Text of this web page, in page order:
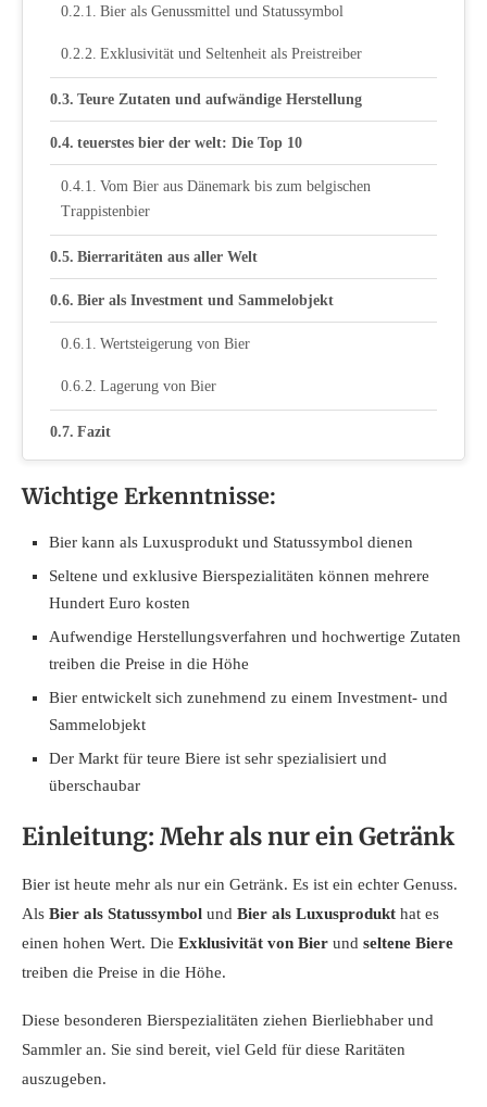
Bier als Genussmittel und Statussymbol
Exklusivität und Seltenheit als Preistreiber
Teure Zutaten und aufwändige Herstellung
teuerstes bier der welt: Die Top 10
Vom Bier aus Dänemark bis zum belgischen
Trappistenbier
Bierraritäten aus aller Welt
Bier als Investment und Sammelobjekt
Wertsteigerung von Bier
Lagerung von Bier
Fazit
Wichtige Erkenntnisse:
Bier kann als Luxusprodukt und Statussymbol dienen
Seltene und exklusive Bierspezialitäten können mehrere
Hundert Euro kosten
Aufwendige Herstellungsverfahren und hochwertige Zutaten
treiben die Preise in die Höhe
Bier entwickelt sich zunehmend zu einem Investment- und
Sammelobjekt
Der Markt für teure Biere ist sehr spezialisiert und
überschaubar
Einleitung: Mehr als nur ein Getränk
Bier ist heute mehr als nur ein Getränk. Es ist ein echter Genuss.
Als Bier als Statussymbol und Bier als Luxusprodukt hat es
einen hohen Wert. Die Exklusivität von Bier und seltene Biere
treiben die Preise in die Höhe.
Diese besonderen Bierspezialitäten ziehen Bierliebhaber und
Sammler an. Sie sind bereit, viel Geld für diese Raritäten
auszugeben.